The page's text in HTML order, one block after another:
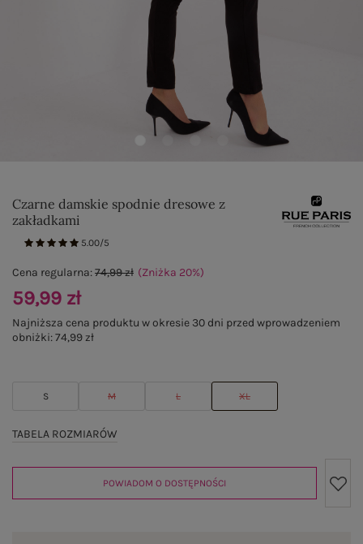
Czarne damskie spodnie dresowe z
zakładkami
5.00/5
S M L XL
TABELA ROZMIARÓW
Cena regularna:74,99 zł (Zniżka 20%)
59,99 zł
Najniższa cena produktu w okresie 30 dni przed wprowadzeniem
obniżki:74,99 zł
POWIADOM O DOSTĘPNOŚCI